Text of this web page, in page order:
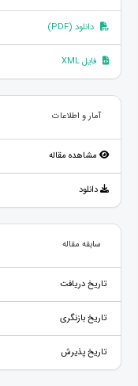
دانلود (PDF)
فایل XML
آمار و اطلاعات
مشاهده مقاله
دانلود
سابقه مقاله
تاریخ دریافت
تاریخ بازنگری
تاریخ پذیرش